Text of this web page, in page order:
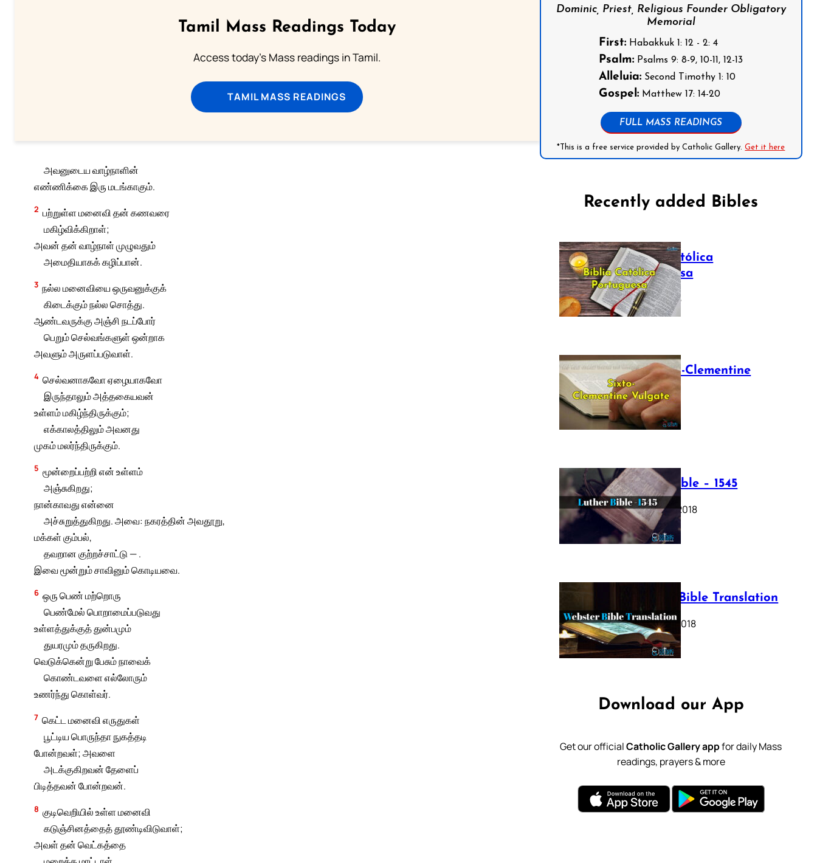
Tamil Mass Readings Today
Access today's Mass readings in Tamil.
TAMIL MASS READINGS
அவனுடைய வாழ்நாளின்
எண்ணிக்கை இரு மடங்காகும்.
2 பற்றுள்ள மனைவி தன் கணவரை
மகிழ்விக்கிறாள்;
அவன் தன் வாழ்நாள் முழுவதும்
அமைதியாகக் கழிப்பான்.
3 நல்ல மனைவியை ஒருவனுக்குக்
கிடைக்கும் நல்ல சொத்து.
ஆண்டவருக்கு அஞ்சி நடப்போர்
பெறும் செல்வங்களுள் ஒன்றாக
அவளும் அருளப்படுவாள்.
4 செல்வனாகவோ ஏழையாகவோ
இருந்தாலும் அத்தகையவன்
உள்ளம் மகிழ்ந்திருக்கும்;
எக்காலத்திலும் அவனது
முகம் மலர்ந்திருக்கும்.
5 மூன்றைப்பற்றி என் உள்ளம்
அஞ்சுகிறது;
நான்காவது என்னை
அச்சுறுத்துகிறது. அவை: நகரத்தின் அவதூறு,
மக்கள் கும்பல்,
தவறான குற்றச்சாட்டு — .
இவை மூன்றும் சாவினும் கொடியவை.
6 ஒரு பெண் மற்றொரு
பெண்மேல் பொறாமைப்படுவது
உள்ளத்துக்குத் துன்பமும்
துயரமும் தருகிறது.
வெடுக்கென்று பேசும் நாவைக்
கொண்டவளை எல்லோரும்
உணர்ந்து கொள்வர்.
7 கெட்ட மனைவி எருதுகள்
பூட்டிய பொருந்தா நுகத்தடி
போன்றவள்; அவளை
அடக்குகிறவன் தேளைப்
பிடித்தவன் போன்றவன்.
8 குடிவெறியில் உள்ள மனைவி
கடுஞ்சினத்தைத் தூண்டிவிடுவாள்;
அவள் தன் வெட்கத்தை
Dominic, Priest, Religious Founder Obligatory
Memorial
First: Habakkuk 1: 12 - 2: 4
Psalm: Psalms 9: 8-9, 10-11, 12-13
Alleluia: Second Timothy 1: 10
Gospel: Matthew 17: 14-20
FULL MASS READINGS
*This is a free service provided by Catholic Gallery.Get it here
Recently added Bibles
Bíblia Católica
Portuguesa
July 16, 2025
The Sixto-Clementine
Vulgate
July 12, 2025
Luther Bible – 1545
October 17, 2018
Webster Bible Translation
October 11, 2018
Download our App
Get our officialCatholic Gallery appfor daily Mass
readings, prayers & more